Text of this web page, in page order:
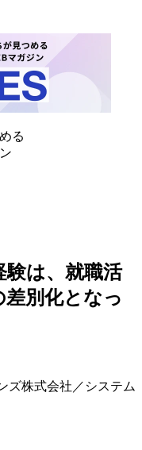
る
は、就職活
別化となっ
ズ株式会社／システム